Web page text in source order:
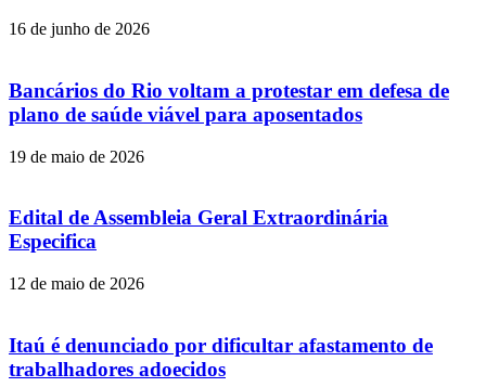
16 de junho de 2026
Bancários do Rio voltam a protestar em defesa de
plano de saúde viável para aposentados
19 de maio de 2026
Edital de Assembleia Geral Extraordinária
Especifica
12 de maio de 2026
Itaú é denunciado por dificultar afastamento de
trabalhadores adoecidos